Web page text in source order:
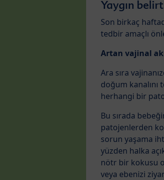
Yaygın
Son birkaç
tedbir amaçlı
Artan vajinal
Ara sıra
doğum kanalını
herhangi bir
Bu sırada
patojenlerden
sorun yaşama
yüzden halka
nötr bir kokusu
veya ebenizi